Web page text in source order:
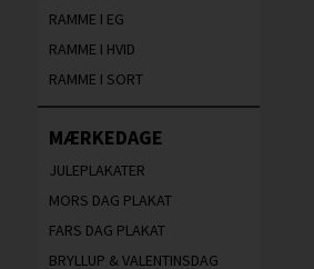
RAMME I EG
RAMME I HVID
RAMME I SORT
MÆRKEDAGE
JULEPLAKATER
MORS DAG PLAKAT
FARS DAG PLAKAT
BRYLLUP & VALENTINSDAG